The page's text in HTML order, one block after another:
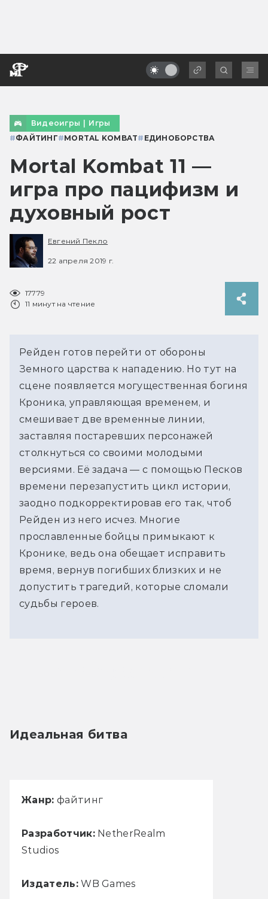
Видеоигры | Игры
#ФАЙТИНГ#MORTAL KOMBAT# ЕДИНОБОРСТВА
Mortal Kombat 11 —
игра про пацифизм и
духовный рост
Евгений Пекло
22 апреля 2019 г.
17779
11 минут на чтение
Рейден готов перейти от обороны
Земного царства к нападению. Но тут на
сцене появляется могущественная богиня
Кроника, управляющая временем, и
смешивает две временные линии,
заставляя постаревших персонажей
столкнуться со своими молодыми
версиями. Её задача — с помощью Песков
времени перезапустить цикл истории,
заодно подкорректировав его так, чтоб
Рейден из него исчез. Многие
прославленные бойцы примыкают к
Кронике, ведь она обещает исправить
время, вернув погибших близких и не
допустить трагедий, которые сломали
судьбы героев.
Идеальная битва
Жанр: файтинг
Разработчик:NetherRealm
Studios
Издатель:WB Games